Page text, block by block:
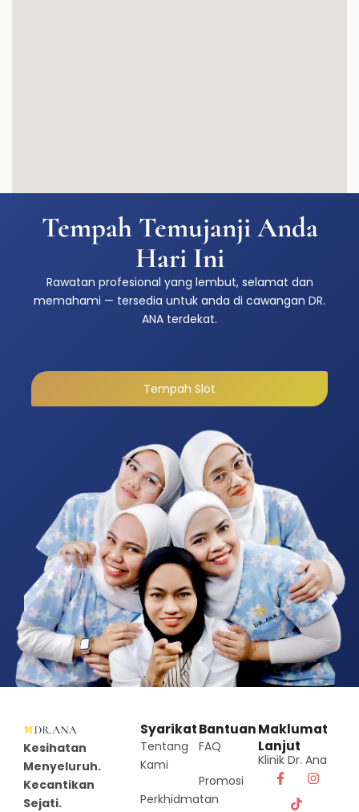
Tempah Temujanji Anda
Hari Ini
Rawatan profesional yang lembut, selamat dan
memahami — tersedia untuk anda di cawangan DR.
ANA terdekat.
Tempah Slot
Kesihatan
Menyeluruh.
Kecantikan
Sejati.
Syarikat
Tentang
Kami
Perkhidmatan
Bantuan
FAQ
Promosi
Maklumat
Lanjut
Klinik Dr. Ana